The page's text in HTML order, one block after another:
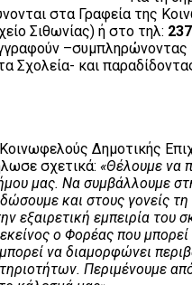
στα Γραφεία της
Σιθωνίας) ή στο τηλ:
–συμπληρώνοντας
Σχολεία- και
Δημοτικής
σχετικά: «Θέλουμε να
μας. Να συμβάλλουμε
και στους γονείς
εξαιρετική εμπειρία
ο Φορέας που μπορεί
να διαμορφώνει
Περιμένουμε